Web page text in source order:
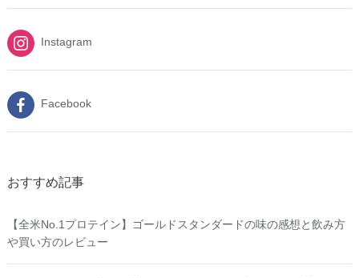
Instagram
Facebook
おすすめ記事
【全米No.1プロテイン】ゴールドスタンダードの味の感想と飲み方
や買い方のレビュー